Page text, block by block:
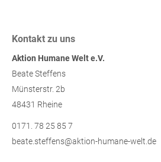
Kontakt zu uns
Aktion Humane Welt e.V.
Beate Steffens
Münsterstr. 2b
48431 Rheine
0171. 78 25 85 7
beate.steffens@aktion-humane-welt.de